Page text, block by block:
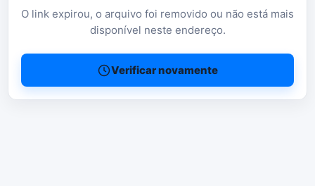
O link expirou, o arquivo foi removido ou não está mais
disponível neste endereço.
Verificar novamente